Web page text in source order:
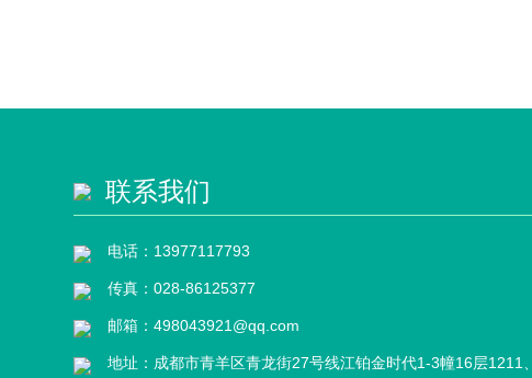
联系我们
电话：13977117793
传真：028-86125377
邮箱：498043921@qq.com
地址：成都市青羊区青龙街27号线江铂金时代1-3幢16层1211、